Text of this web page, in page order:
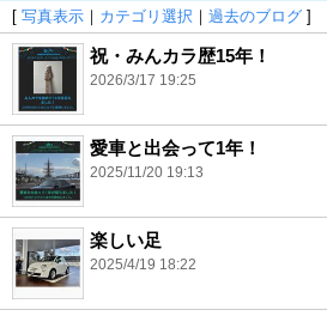
[ 写真表示 ｜ カテゴリ選択 ｜ 過去のブログ ]
祝・みんカラ歴15年！
2026/3/17 19:25
愛車と出会って1年！
2025/11/20 19:13
楽しい足
2025/4/19 18:22